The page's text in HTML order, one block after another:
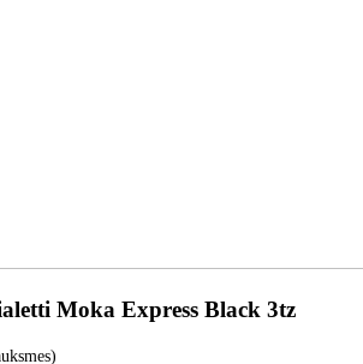
Moka Express Black 3tz